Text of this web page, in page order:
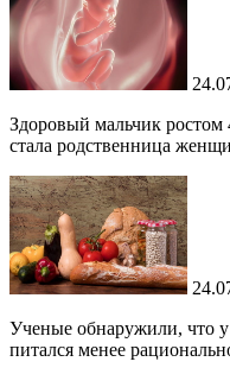
Здоровый мальчик ростом
стала родственница
Ученые обнаружили, что у
питался менее